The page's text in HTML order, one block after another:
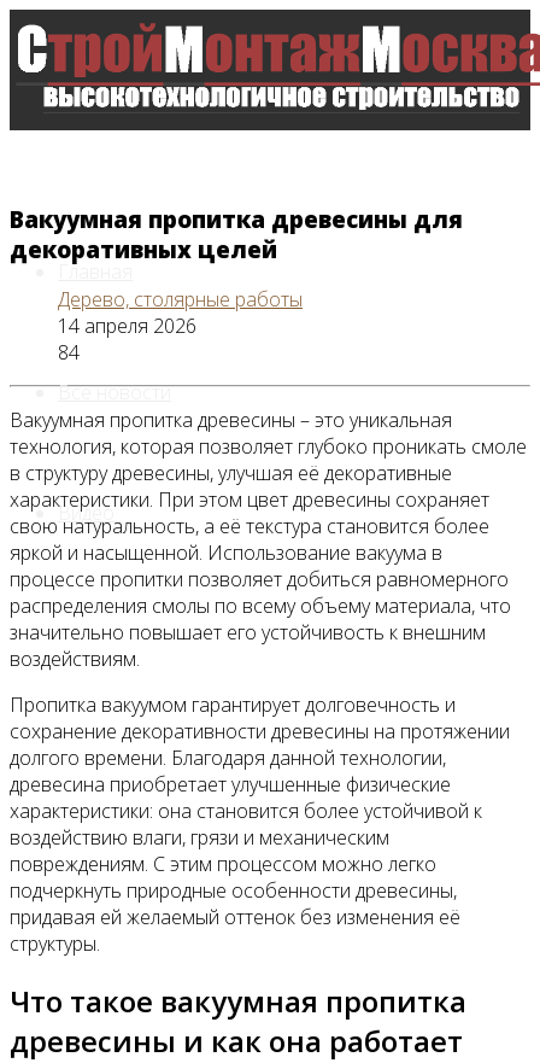
Главная
Все новости
Видео
Вакуумная пропитка древесины для
декоративных целей
Дерево, столярные работы
14 апреля 2026
84
Вакуумная пропитка древесины – это уникальная
технология, которая позволяет глубоко проникать смоле
в структуру древесины, улучшая её декоративные
характеристики. При этом цвет древесины сохраняет
свою натуральность, а её текстура становится более
яркой и насыщенной. Использование вакуума в
процессе пропитки позволяет добиться равномерного
распределения смолы по всему объему материала, что
значительно повышает его устойчивость к внешним
воздействиям.
Пропитка вакуумом гарантирует долговечность и
сохранение декоративности древесины на протяжении
долгого времени. Благодаря данной технологии,
древесина приобретает улучшенные физические
характеристики: она становится более устойчивой к
воздействию влаги, грязи и механическим
повреждениям. С этим процессом можно легко
подчеркнуть природные особенности древесины,
придавая ей желаемый оттенок без изменения её
структуры.
Что такое вакуумная пропитка
древесины и как она работает